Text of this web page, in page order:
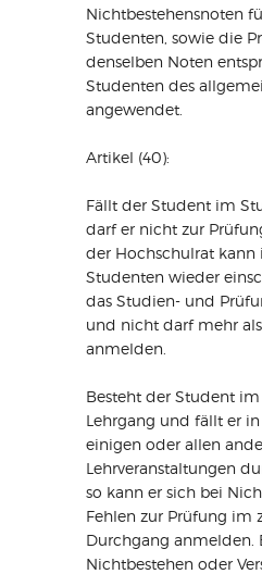
Nichtbestehensnoten
Studenten, sowie die
denselben Noten
Studenten des
angewendet.
Artikel (40):
Fällt der Student im
darf er nicht zur
der Hochschulrat kann
Studenten wieder
das Studien- und
und nicht darf mehr
anmelden.
Besteht der Student
Lehrgang und fällt er
einigen oder allen
Lehrveranstaltungen
so kann er sich bei
Fehlen zur Prüfung im
Durchgang anmelden.
Nichtbestehen oder